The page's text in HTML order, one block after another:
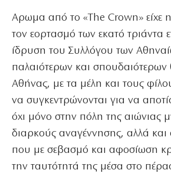
Αρωμα από το «The Crown» είχε
τον εορτασμό των εκατό τριάντα
ίδρυση του Συλλόγου των
παλαιότερων και σπουδαιότερων
Αθήνας, με τα μέλη και τους
να συγκεντρώνονται για να
όχι μόνο στην πόλη της αιώνιας
διαρκούς αναγέννησης, αλλά και
που με σεβασμό και αφοσίωση
την ταυτότητά της μέσα στο